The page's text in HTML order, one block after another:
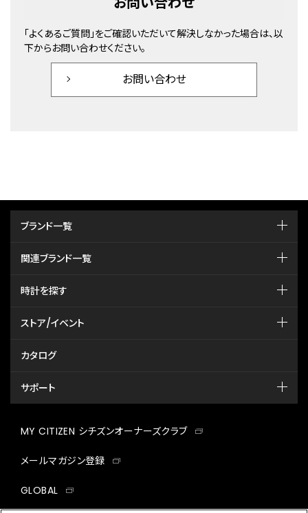
「よくあるご質問」をご確認いただいて解決しなかった場合は、以
下からお問い合わせください。
お問い合わせ
ブランド一覧
関連ブランド一覧
時計を探す
ストア/イベント
カタログ
サポート
MY CITIZEN シチズンオーナーズクラブ
メールマガジン登録
GLOBAL